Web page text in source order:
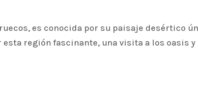
es conocida por su paisaje desértico
región fascinante, una visita a los oasis